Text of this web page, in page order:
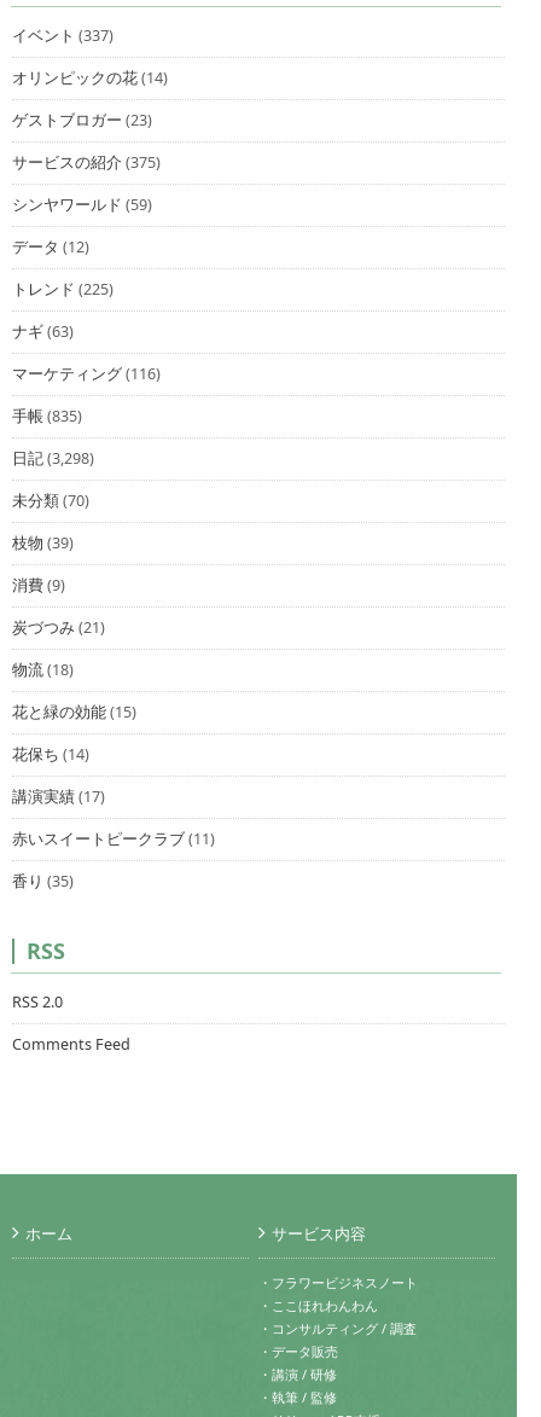
イベント (337)
オリンピックの花(14)
ゲストブロガー (23)
サービスの紹介(375)
シンヤワールド (59)
データ (12)
トレンド (225)
ナギ(63)
マーケティング(116)
手帳(835)
日記(3,298)
未分類(70)
枝物 (39)
消費(9)
炭づつみ(21)
物流(18)
花と緑の効能(15)
花保ち (14)
講演実績(17)
赤いスイートピークラブ(11)
香り (35)
RSS
RSS 2.0
Comments Feed
ホーム サービス内容
・フラワービジネスノート
・ここほれわんわん
・コンサルティング / 調査
・データ販売
・講演 / 研修
・執筆 / 監修